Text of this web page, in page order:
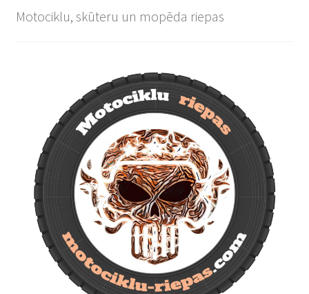
Motociklu, skūteru un mopēda riepas